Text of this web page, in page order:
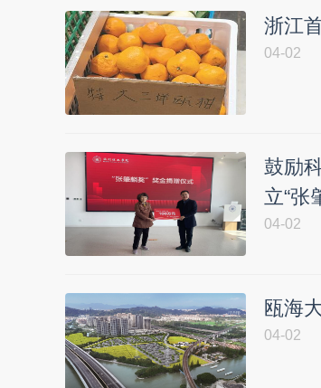
浙江
04-02
鼓励
立“张
04-02
瓯海
04-02